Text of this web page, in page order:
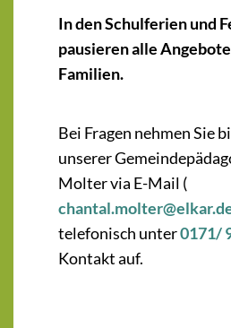
In den Schulferien und
pausieren alle
Familien.
Bei Fragen nehmen Sie
unserer
Molter via E-Mail (
telefonisch unter0171/
Kontakt auf.